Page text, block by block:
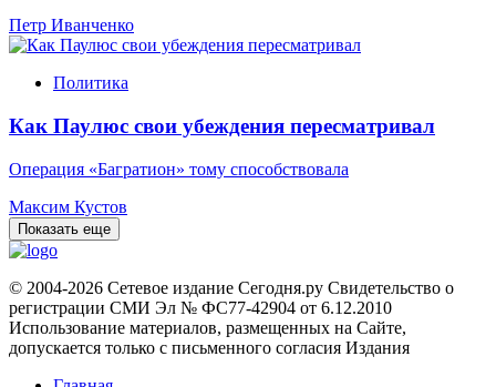
Петр Иванченко
Политика
Как Паулюс свои убеждения пересматривал
Операция «Багратион» тому способствовала
Максим Кустов
Показать еще
© 2004-2026 Сетевое издание Сегодня.ру Свидетельство о
регистрации СМИ Эл № ФС77-42904 от 6.12.2010
Использование материалов, размещенных на Сайте,
допускается только с письменного согласия Издания